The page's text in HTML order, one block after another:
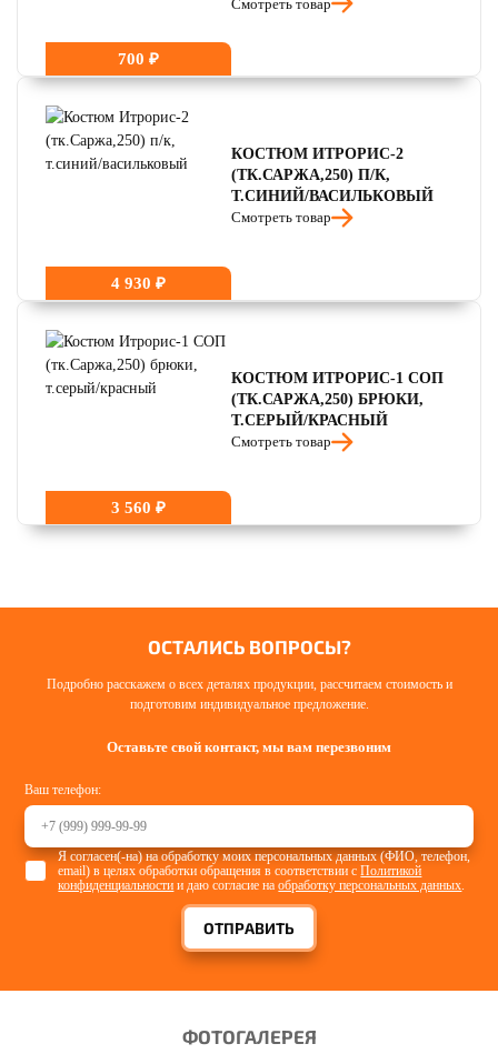
700 ₽
Смотреть товар
4 930 ₽
КОСТЮМ ИТРОРИС-2
(ТК.САРЖА,250) П/К,
Т.СИНИЙ/ВАСИЛЬКОВЫЙ
Смотреть товар
3 560 ₽
КОСТЮМ ИТРОРИС-1 СОП
(ТК.САРЖА,250) БРЮКИ,
Т.СЕРЫЙ/КРАСНЫЙ
Смотреть товар
ОСТАЛИСЬ ВОПРОСЫ?
Подробно расскажем о всех деталях продукции, рассчитаем стоимость и
подготовим индивидуальное предложение.
Оставьте свой контакт, мы вам перезвоним
Ваш телефон:
ОТПРАВИТЬ
Я согласен(-на) на обработку моих персональных данных (ФИО, телефон,
email) в целях обработки обращения в соответствии сПолитикой
конфиденциальности и даю согласие наобработку персональных данных
ФОТОГАЛЕРЕЯ